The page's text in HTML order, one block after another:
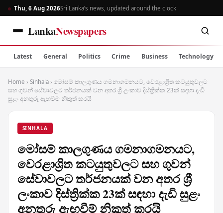
Thu, 6 Aug 2026Sri Lanka’s news, updated around the clock
LankaNewspapers
Latest General Politics Crime Business Technology
Home › Sinhala › මෝසම් කාලගුණය ගමනාගමනයට, වෙරළාශ්‍රිත කටයුතුවලට
සහ ගුවන් සේවාවලට තර්ජනයක් වන අතර ශ්‍රී ලංකාව දිස්ත්‍රික්ක 23ක් සඳහා දැඩි
සුළං අනතුරු ඇඟවීම් නිකුත් කරයි
SINHALA
මෝසම් කාලගුණය ගමනාගමනයට,
වෙරළාශ්‍රිත කටයුතුවලට සහ ගුවන්
සේවාවලට තර්ජනයක් වන අතර ශ්‍රී
ලංකාව දිස්ත්‍රික්ක 23ක් සඳහා දැඩි සුළං
අනතුරු ඇඟවීම් නිකුත් කරයි